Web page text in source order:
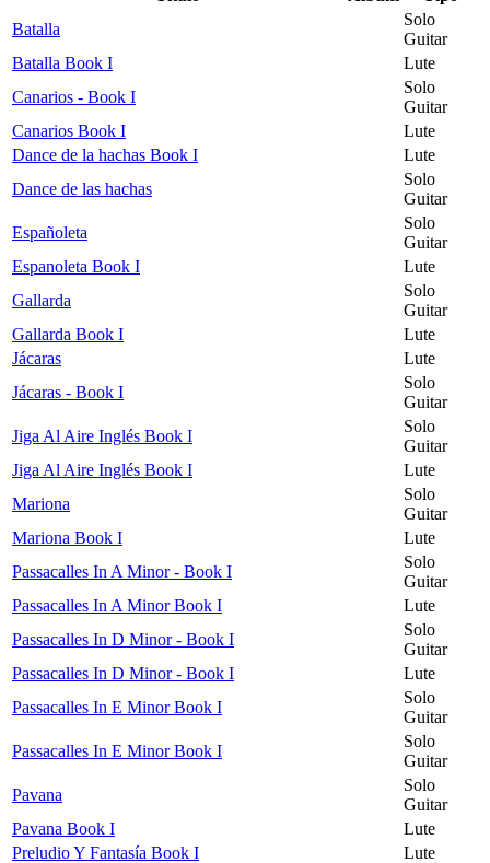
Batalla
Solo
Guitar
Batalla Book I
Lute
Canarios - Book I
Solo
Guitar
Canarios Book I
Lute
Dance de la hachas Book I
Lute
Dance de las hachas
Solo
Guitar
Españoleta
Solo
Guitar
Espanoleta Book I
Lute
Gallarda
Solo
Guitar
Gallarda Book I
Lute
Jácaras
Lute
Jácaras - Book I
Solo
Guitar
Jiga Al Aire Inglés Book I
Solo
Guitar
Jiga Al Aire Inglés Book I
Lute
Mariona
Solo
Guitar
Mariona Book I
Lute
Passacalles In A Minor - Book I
Solo
Guitar
Passacalles In A Minor Book I
Lute
Passacalles In D Minor - Book I
Solo
Guitar
Passacalles In D Minor - Book I
Lute
Passacalles In E Minor Book I
Solo
Guitar
Passacalles In E Minor Book I
Solo
Guitar
Pavana
Solo
Guitar
Pavana Book I
Lute
Preludio Y Fantasía Book I
Lute